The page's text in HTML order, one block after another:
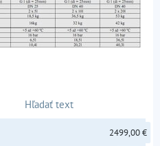
Hľadať text
2499,00 €